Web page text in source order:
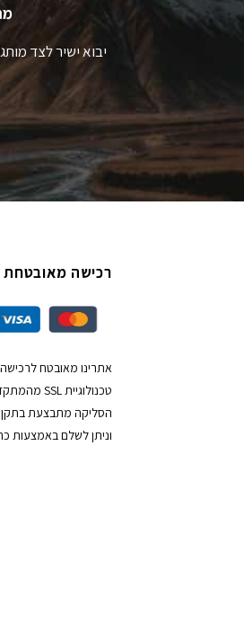
יבוא ישיר לצד
רכישה מאובטחת
אתרינו מאובטח
טכנולוגיית SSL מהמתקדמות בעולם.
הסליקה מתבצעת בתקן PCI,
וניתן לשלם באמצעות